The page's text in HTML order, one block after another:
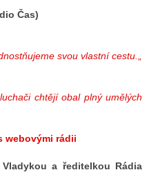
Čas)
svou vlastní cestu.
chtějí obal plný umělých
webovými rádii
a ředitelkou Rádia